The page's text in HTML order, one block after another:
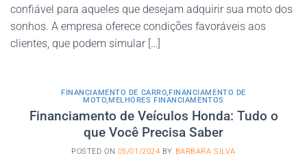
confiável para aqueles que desejam adquirir sua moto dos
sonhos. A empresa oferece condições favoráveis aos
clientes, que podem simular […]
FINANCIAMENTO DE CARRO,FINANCIAMENTO DE
MOTO,MELHORES FINANCIAMENTOS
Financiamento de Veículos Honda: Tudo o
que Você Precisa Saber
POSTED ON 05/01/2024 BY BARBARA SILVA